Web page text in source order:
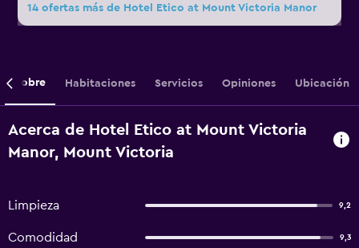
14 ofertas más de Hotel Etico at Mount Victoria Manor
Sobre Habitaciones Servicios Opiniones Ubicación
Acerca de Hotel Etico at Mount Victoria
Manor, Mount Victoria
Limpieza 9,2
Comodidad 9,3